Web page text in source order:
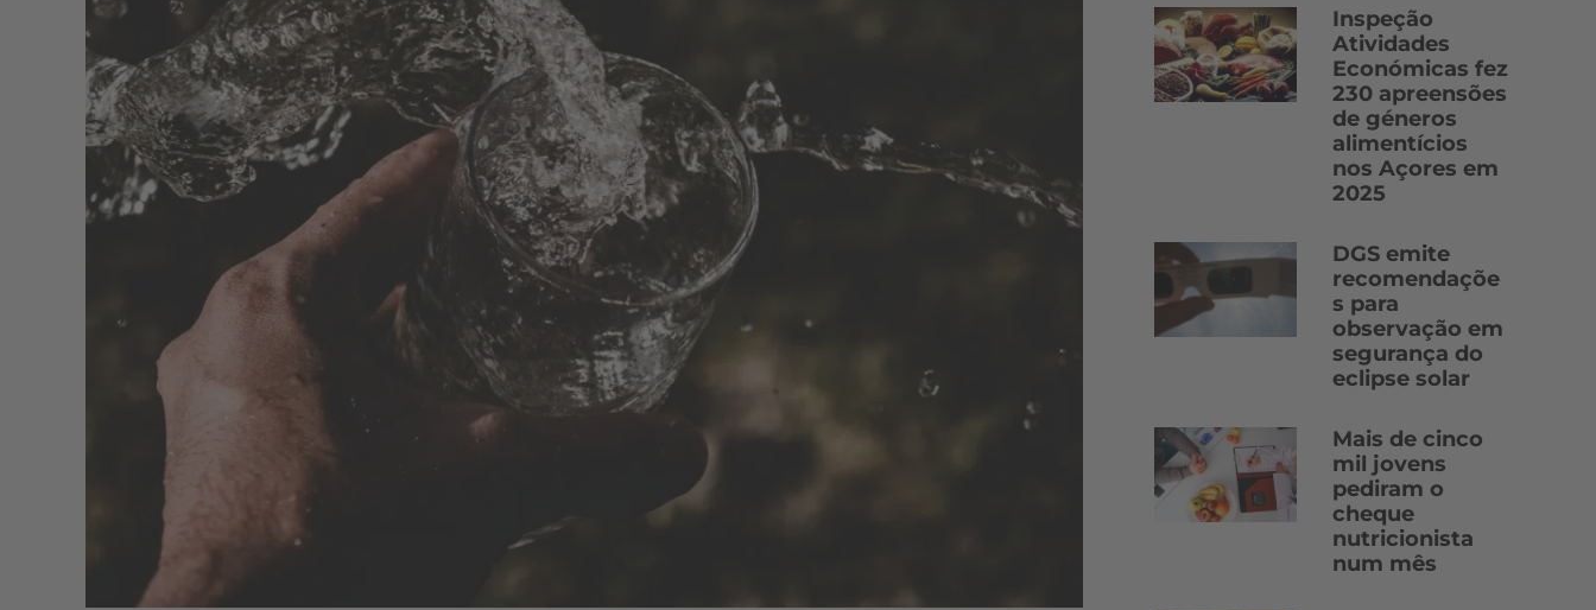
Inspeção
Atividades
Económicas fez
230 apreensões
de géneros
alimentícios
nos Açores em
2025
DGS emite
recomendaçõe
s para
observação em
segurança do
eclipse solar
Mais de cinco
mil jovens
pediram o
cheque
nutricionista
num mês